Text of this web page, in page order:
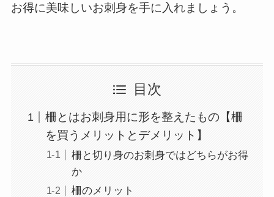
お得に美味しいお刺身を手に入れましょう。
目次
柵とはお刺身用に形を整えたもの【柵
を買うメリットとデメリット】
柵と切り身のお刺身ではどちらがお得
か
柵のメリット